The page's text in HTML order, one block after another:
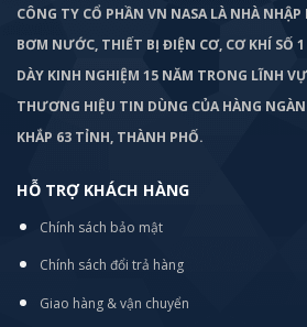
CÔNG TY CỔ PHẦN VN NASA LÀ NHÀ
BƠM NƯỚC, THIẾT BỊ ĐIỆN CƠ, CƠ KHÍ SỐ
DÀY KINH NGHIỆM 15 NĂM TRONG LĨNH
THƯƠNG HIỆU TIN DÙNG CỦA HÀNG
KHẮP 63 TỈNH, THÀNH PHỐ.
HỖ TRỢ KHÁCH HÀNG
Chính sách bảo mật
Chính sách đổi trả hàng
Giao hàng & vận chuyển